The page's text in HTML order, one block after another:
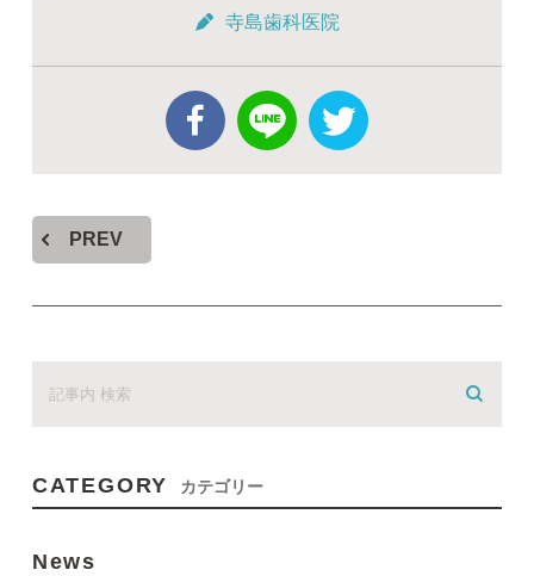
寺島歯科医院
PREV
CATEGORY カテゴリー
News